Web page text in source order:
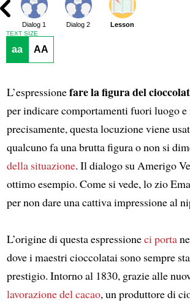
Dialog 1 Dialog 2 Lesson
TEXT SIZE
aa AA
L’espressionefare la figura del
per indicare comportamenti fuori luogo
precisamente, questa locuzione viene
qualcuno fa una brutta figura o non si
della situazione. Il dialogo su Amerigo
ottimo esempio. Come si vede, lo zio
per non dare una cattiva impressione al
L’origine di questa espressioneci porta
dove i maestri cioccolatai sono sempre
prestigio. Intorno al 1830, grazie alle
lavorazione del cacao, un produttore di